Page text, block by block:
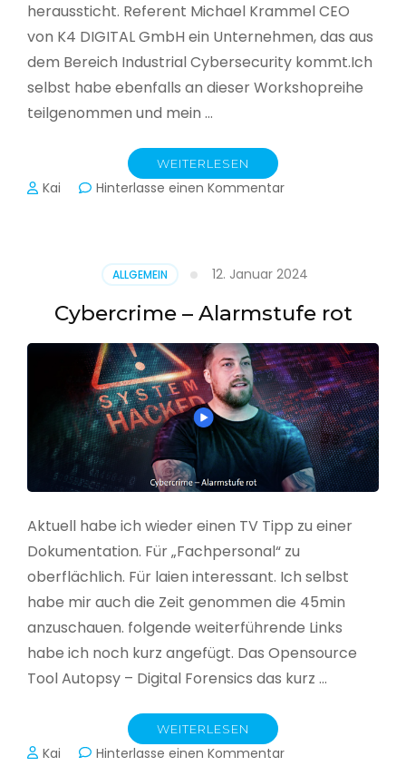
heraussticht. Referent Michael Krammel CEO
von K4 DIGITAL GmbH ein Unternehmen, das aus
dem Bereich Industrial Cybersecurity kommt.Ich
selbst habe ebenfalls an dieser Workshopreihe
teilgenommen und mein …
WEITERLESEN
Kai Hinterlasse einen Kommentarzu
Produktion
ALLGEMEIN 12. Januar 2024
Cybercrime – Alarmstufe rot
Aktuell habe ich wieder einen TV Tipp zu einer
Dokumentation. Für „Fachpersonal“ zu
oberflächlich. Für laien interessant. Ich selbst
habe mir auch die Zeit genommen die 45min
anzuschauen. folgende weiterführende Links
habe ich noch kurz angefügt. Das Opensource
Tool Autopsy – Digital Forensics das kurz …
WEITERLESEN
Kai Hinterlasse einen Kommentarzu